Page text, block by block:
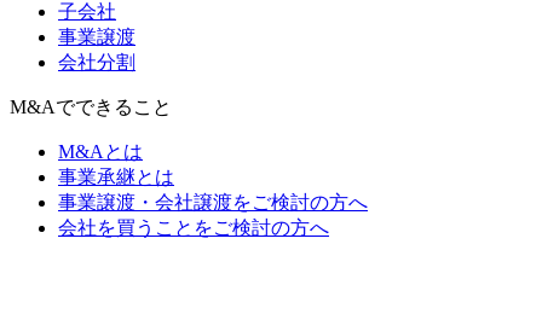
子会社
事業譲渡
会社分割
M&Aでできること
M&Aとは
事業承継とは
事業譲渡・会社譲渡をご検討の方へ
会社を買うことをご検討の方へ